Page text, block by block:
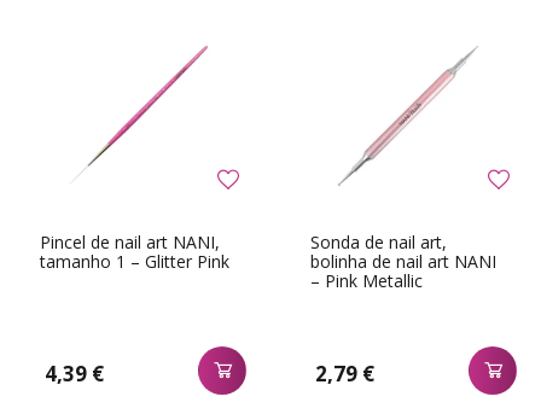
Pincel de nail art NANI,
tamanho 1 – Glitter Pink
4,39 €
Sonda de nail art,
bolinha de nail art NANI
– Pink Metallic
2,79 €